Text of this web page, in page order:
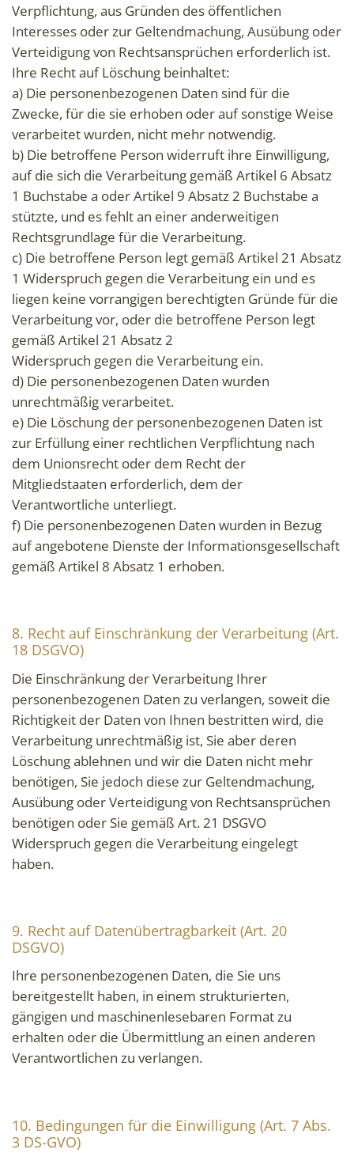
Verpflichtung, aus Gründen des öffentlichen
Interesses oder zur Geltendmachung, Ausübung oder
Verteidigung von Rechtsansprüchen erforderlich ist.
Ihre Recht auf Löschung beinhaltet:
a) Die personenbezogenen Daten sind für die
Zwecke, für die sie erhoben oder auf sonstige Weise
verarbeitet wurden, nicht mehr notwendig.
b) Die betroffene Person widerruft ihre Einwilligung,
auf die sich die Verarbeitung gemäß Artikel 6 Absatz
1 Buchstabe a oder Artikel 9 Absatz 2 Buchstabe a
stützte, und es fehlt an einer anderweitigen
Rechtsgrundlage für die Verarbeitung.
c) Die betroffene Person legt gemäß Artikel 21 Absatz
1 Widerspruch gegen die Verarbeitung ein und es
liegen keine vorrangigen berechtigten Gründe für die
Verarbeitung vor, oder die betroffene Person legt
gemäß Artikel 21 Absatz 2
Widerspruch gegen die Verarbeitung ein.
d) Die personenbezogenen Daten wurden
unrechtmäßig verarbeitet.
e) Die Löschung der personenbezogenen Daten ist
zur Erfüllung einer rechtlichen Verpflichtung nach
dem Unionsrecht oder dem Recht der
Mitgliedstaaten erforderlich, dem der
Verantwortliche unterliegt.
f) Die personenbezogenen Daten wurden in Bezug
auf angebotene Dienste der Informationsgesellschaft
gemäß Artikel 8 Absatz 1 erhoben.
8. Recht auf Einschränkung der Verarbeitung (Art.
18 DSGVO)
Die Einschränkung der Verarbeitung Ihrer
personenbezogenen Daten zu verlangen, soweit die
Richtigkeit der Daten von Ihnen bestritten wird, die
Verarbeitung unrechtmäßig ist, Sie aber deren
Löschung ablehnen und wir die Daten nicht mehr
benötigen, Sie jedoch diese zur Geltendmachung,
Ausübung oder Verteidigung von Rechtsansprüchen
benötigen oder Sie gemäß Art. 21 DSGVO
Widerspruch gegen die Verarbeitung eingelegt
haben.
9. Recht auf Datenübertragbarkeit (Art. 20
DSGVO)
Ihre personenbezogenen Daten, die Sie uns
bereitgestellt haben, in einem strukturierten,
gängigen und maschinenlesebaren Format zu
erhalten oder die Übermittlung an einen anderen
Verantwortlichen zu verlangen.
10. Bedingungen für die Einwilligung (Art. 7 Abs.
3 DS-GVO)